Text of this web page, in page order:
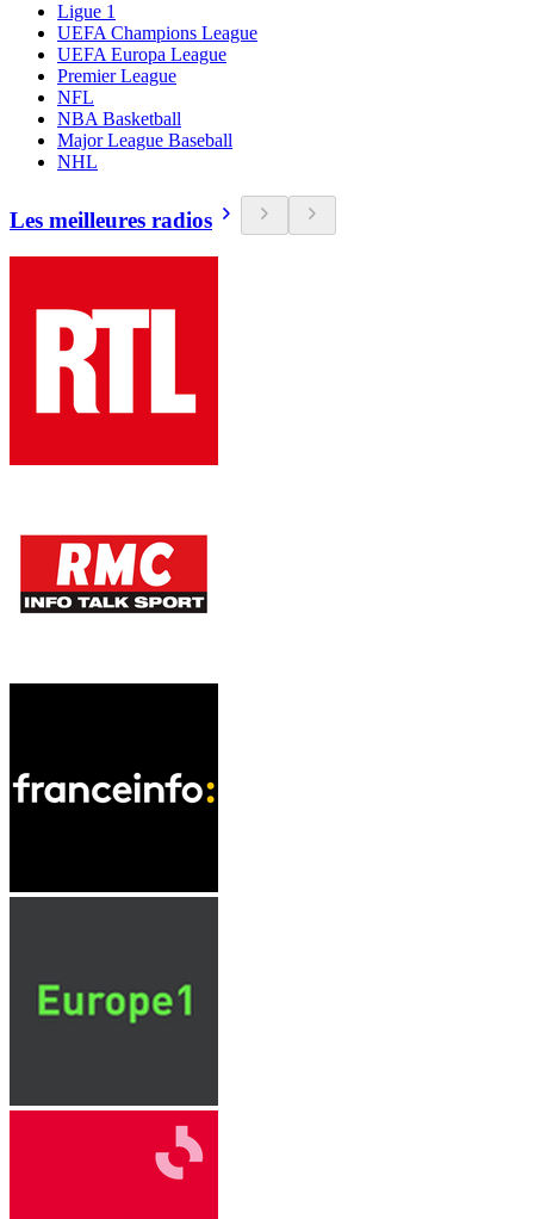
Ligue 1
UEFA Champions League
UEFA Europa League
Premier League
NFL
NBA Basketball
Major League Baseball
NHL
Les meilleures radios